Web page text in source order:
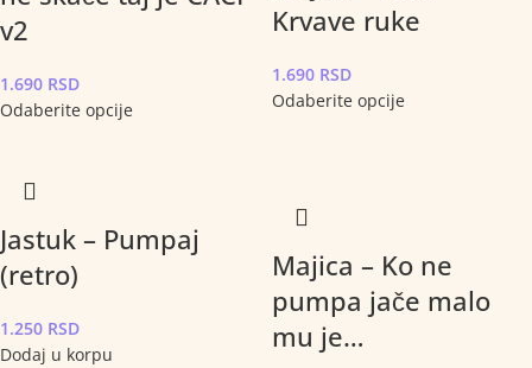
v2
1.690 RSD
Odaberite opcije
Krvave ruke
1.690 RSD
Odaberite opcije
Jastuk – Pumpaj
(retro)
1.250 RSD
Dodaj u korpu
Majica – Ko ne
pumpa jače malo
mu je…